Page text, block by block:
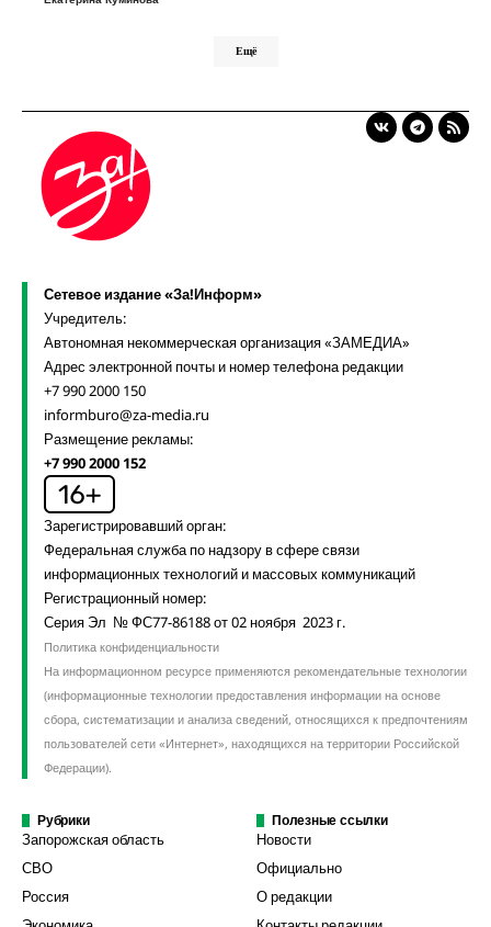
Ещё
Сетевое издание «За!Информ»
Учредитель:
Автономная некоммерческая организация «ЗАМЕДИА»
Адрес электронной почты и номер телефона редакции
+7 990 2000 150
informburo@za-media.ru
Размещение рекламы:
+7 990 2000 152
Зарегистрировавший орган:
Федеральная служба по надзору в сфере связи
информационных технологий и массовых коммуникаций
Регистрационный номер:
Серия Эл № ФС77-86188 от 02 ноября 2023 г.
Политика конфиденциальности
На информационном ресурсе применяются рекомендательные технологии
(информационные технологии предоставления информации на основе
сбора, систематизации и анализа сведений, относящихся к предпочтениям
пользователей сети «Интернет», находящихся на территории Российской
Федерации).
Рубрики
Запорожская область
СВО
Россия
Полезные ссылки
Новости
Официально
О редакции